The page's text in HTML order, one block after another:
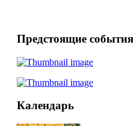
Предстоящие события
Календарь